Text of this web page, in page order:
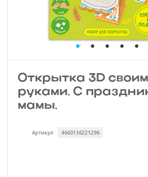
Открытка 3D
руками. С
мамы.
Артикул 4660136221296